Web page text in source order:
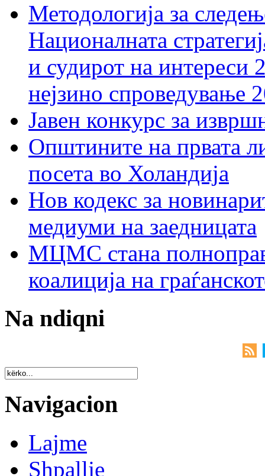
Методологија за
Националната
и судирот на интереси
нејзино спроведување
Јавен конкурс за
Општините на првата
посета во Холандија
Нов кодекс за
медиуми на заедницата
МЦМС стана
коалиција на
Na ndiqni
Navigacion
Lajme
Shpallje